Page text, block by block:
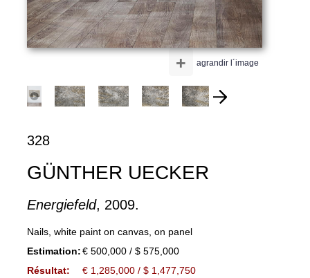
agrandir l´image
+
328
GÜNTHER UECKER
Energiefeld, 2009.
Nails, white paint on canvas, on panel
Estimation:€ 500,000 / $ 575,000
Résultat:
€ 1,285,000 / $ 1,477,750